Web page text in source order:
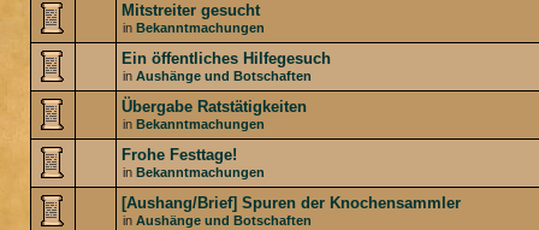
Mitstreiter gesucht
in Bekanntmachungen
Ein öffentliches Hilfegesuch
in Aushänge und Botschaften
Übergabe Ratstätigkeiten
in Bekanntmachungen
Frohe Festtage!
in Bekanntmachungen
[Aushang/Brief] Spuren der Knochensammler
in Aushänge und Botschaften